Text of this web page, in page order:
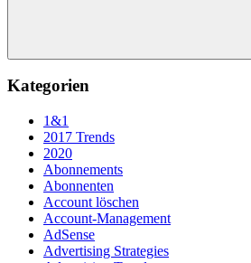
Suchen
Kategorien
1&1
2017 Trends
2020
Abonnements
Abonnenten
Account löschen
Account-Management
AdSense
Advertising Strategies